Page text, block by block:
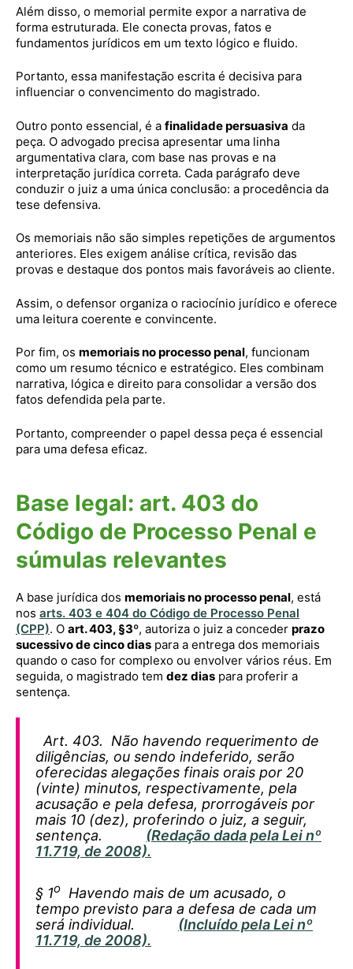
Além disso, o memorial permite expor a narrativa de
forma estruturada. Ele conecta provas, fatos e
fundamentos jurídicos em um texto lógico e fluido.
Portanto, essa manifestação escrita é decisiva para
influenciar o convencimento do magistrado.
Outro ponto essencial, é a finalidade persuasiva da
peça. O advogado precisa apresentar uma linha
argumentativa clara, com base nas provas e na
interpretação jurídica correta. Cada parágrafo deve
conduzir o juiz a uma única conclusão: a procedência da
tese defensiva.
Os memoriais não são simples repetições de argumentos
anteriores. Eles exigem análise crítica, revisão das
provas e destaque dos pontos mais favoráveis ao cliente.
Assim, o defensor organiza o raciocínio jurídico e oferece
uma leitura coerente e convincente.
Por fim, os memoriais no processo penal, funcionam
como um resumo técnico e estratégico. Eles combinam
narrativa, lógica e direito para consolidar a versão dos
fatos defendida pela parte.
Portanto, compreender o papel dessa peça é essencial
para uma defesa eficaz.
Base legal: art. 403 do
Código de Processo Penal e
súmulas relevantes
A base jurídica dos memoriais no processo penal, está
nos arts. 403 e 404 do Código de Processo Penal
(CPP). O art. 403, §3º, autoriza o juiz a conceder prazo
sucessivo de cinco dias para a entrega dos memoriais
quando o caso for complexo ou envolver vários réus. Em
seguida, o magistrado tem dez dias para proferir a
sentença.
Art. 403. Não havendo requerimento de
diligências, ou sendo indeferido, serão
oferecidas alegações finais orais por 20
(vinte) minutos, respectivamente, pela
acusação e pela defesa, prorrogáveis por
mais 10 (dez), proferindo o juiz, a seguir,
sentença. (Redação dada pela Lei nº
11.719, de 2008).
§ 1o Havendo mais de um acusado, o
tempo previsto para a defesa de cada um
será individual. (Incluído pela Lei nº
11.719, de 2008).